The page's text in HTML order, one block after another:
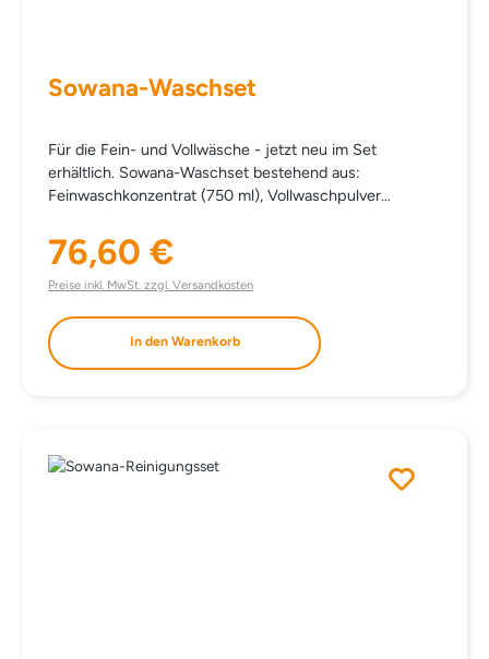
Sowana-Waschset
Für die Fein- und Vollwäsche - jetzt neu im Set
erhältlich. Sowana-Waschset bestehend aus:
Feinwaschkonzentrat (750 ml), Vollwaschpulver
(1000 g). statt einzeln € 85,10
Regulärer Preis:
76,60 €
Preise inkl. MwSt. zzgl. Versandkosten
In den Warenkorb